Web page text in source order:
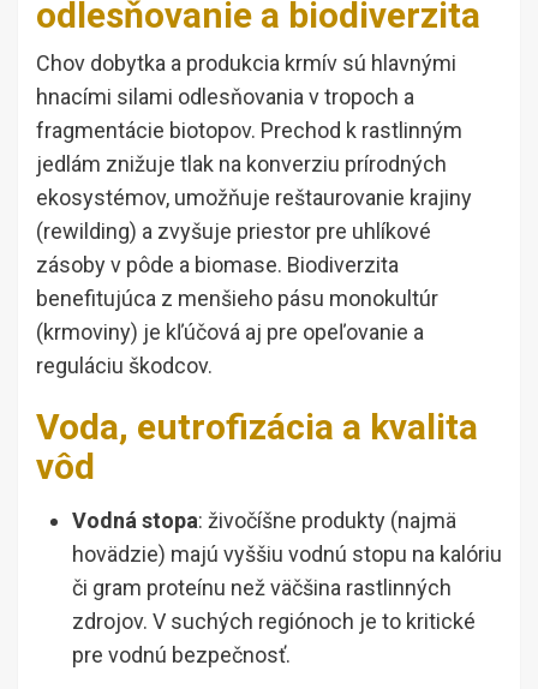
odlesňovanie a biodiverzita
Chov dobytka a produkcia krmív sú hlavnými
hnacími silami odlesňovania v tropoch a
fragmentácie biotopov. Prechod k rastlinným
jedlám znižuje tlak na konverziu prírodných
ekosystémov, umožňuje reštaurovanie krajiny
(rewilding) a zvyšuje priestor pre uhlíkové
zásoby v pôde a biomase. Biodiverzita
benefitujúca z menšieho pásu monokultúr
(krmoviny) je kľúčová aj pre opeľovanie a
reguláciu škodcov.
Voda, eutrofizácia a kvalita
vôd
Vodná stopa: živočíšne produkty (najmä
hovädzie) majú vyššiu vodnú stopu na kalóriu
či gram proteínu než väčšina rastlinných
zdrojov. V suchých regiónoch je to kritické
pre vodnú bezpečnosť.